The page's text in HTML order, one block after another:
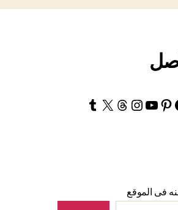
Pinterest
YouTube
Instagram
Threads
X
Tumblr
فى الموقع